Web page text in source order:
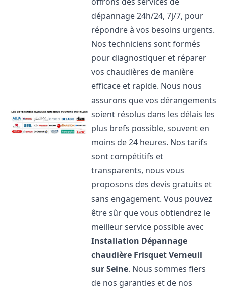
dépannage 24h/24, 7j/7, pour
répondre à vos besoins urgents.
Nos techniciens sont formés
pour diagnostiquer et réparer
vos chaudières de manière
efficace et rapide. Nous nous
assurons que vos dérangements
soient résolus dans les délais les
plus brefs possible, souvent en
moins de 24 heures. Nos tarifs
sont compétitifs et
transparents, nous vous
proposons des devis gratuits et
sans engagement. Vous pouvez
être sûr que vous obtiendrez le
meilleur service possible avec
Installation Dépannage
chaudière FrisquetVerneuil
sur Seine. Nous sommes fiers
de nos garanties et de nos